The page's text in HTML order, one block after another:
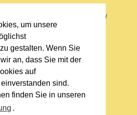
um unsere
gestalten. Wenn Sie
an, dass Sie mit der
auf
sind.
finden Sie in unseren
.
https://www.bierkreiszeichen.at/
Brauereien